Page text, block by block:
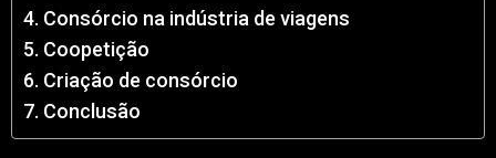
Consórcio na indústria de viagens
Coopetição
Criação de consórcio
Conclusão